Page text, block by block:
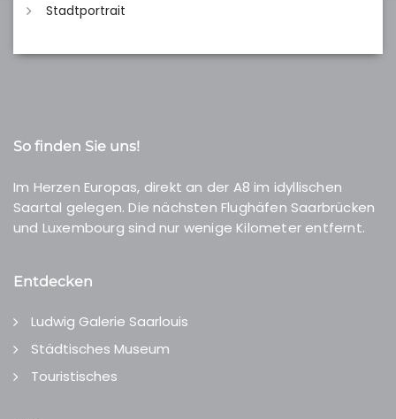
Stadtportrait
So finden Sie uns!
Im Herzen Europas, direkt an der A8 im idyllischen
Saartal gelegen. Die nächsten Flughäfen Saarbrücken
und Luxembourg sind nur wenige Kilometer entfernt.
Entdecken
Ludwig Galerie Saarlouis
Städtisches Museum
Touristisches